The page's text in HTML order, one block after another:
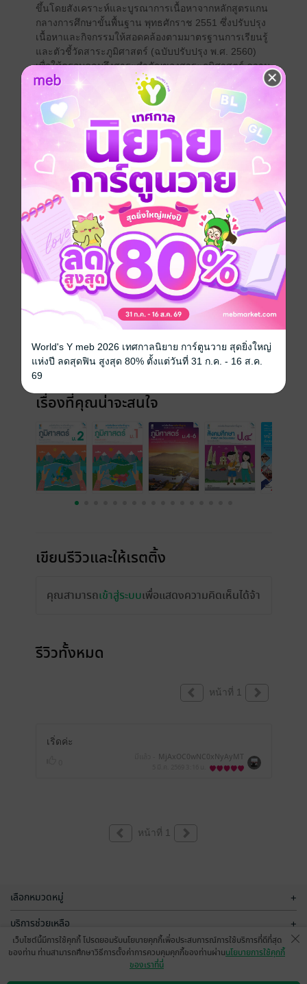
ขึ้นโดยสังเคราะห์และบูรณาการเนื้อหาจากหลักสูตรแกน
กลางการศึกษาขั้นพื้นฐาน พุทธศักราช 2551 ซึ่งปรับปรุง
เนื้อหาและกิจกรรมให้สอดคล้องตามมาตรฐานการเรียนรู้
และตัวชี้วัดสาระภูมิศาสตร์ (ฉบับปรับปรุง พ.ศ. 2560)
เพื่อให้ครอบคลุมถึงสาระสำคัญของสาระภูมิศาสตร์ ความ
สามารถ กระบวนการ และทักษะทางภูมิศาสตร์ หนังสือ
เรียนเล่มนี้ประกอบด้วย 4 หน่วยการเรียนรู้ ซึ่งแต่ละหน่วย
การเรียนรู้ได้สรุปผังมโนทัศน์ของเนื้อหา ระบุตัวชี้วัดชั้นปี
มีภาพและคำถามเข้าสู่บทเรียน แนวคิดหลักของหน่วยการ
เรียนรู้ มโนทัศน์สำคัญของแต่ละเรื่อง คำถามหลัก
กิจกรรมตรวจสอบการเรียนรู้ กิจกรรมบูรณาการเนื้อหากับ
ทักษะในศตวรรษที่ 21 บทสรุปเนื้อหา การวิเคราะห์ผลการ
เรียนรู้หลังเรียนจบแต่ละหน่วยตามการรู้เรื่องภูมิศาสตร์
(Geo-literacy) และแบบทดสอบวัดผลสัมฤทธิ์เพื่อเป็นการ
วัดและประเมินผลการเรียนรู้ของผู้เรียน
สังคมศึกษา หนังสือเรียน ม.3
ประเภทไฟล์ pdf
วันที่วางขาย 15 พฤศจิกายน 2566
195 หน้า
ราคาปก 75 บาท
เรื่องที่คุณน่าจะสนใจ
เขียนรีวิวและให้เรตติ้ง
คุณสามารถเข้าสู่ระบบเพื่อแสดงความคิดเห็นได้จ้า
รีวิวทั้งหมด
หน้าที่ 1
เริ่ดค่ะ
MjAxOC0wNC0xNyAyMT
oyNDowMg==
หน้าที่ 1
เลือกหมวดหมู่ +
บริการช่วยเหลือ +
เกี่ยวกับเรา
เว็บไซต์นี้มีการใช้คุกกี้ โปรดยอมรับนโยบายคุกกี้เพื่อประสบการณ์การใช้บริการที่ดีที่สุด
ของท่าน ท่านสามารถศึกษาวิธีการตั้งค่าการควบคุมคุกกี้ของท่านผ่านนโยบายการใช้คุกกี้
ของเราที่นี่
World's Y meb 2026 เทศกาลนิยาย การ์ตูนวาย สุดยิ่งใหญ่
แห่งปี ลดสุดฟิน สูงสุด 80% ตั้งแต่วันที่ 31 ก.ค. - 16 ส.ค.
69